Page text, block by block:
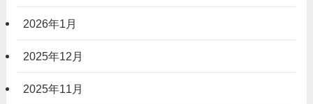
2026年1月
2025年12月
2025年11月